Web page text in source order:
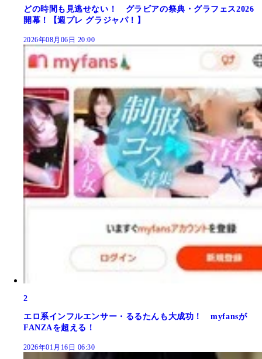
どの時間も見逃せない！ グラビアの祭典・グラフェス2026
開幕！【週プレ グラジャパ！】
2026年08月06日 20:00
2
エロ系インフルエンサー・るるたんも大成功！ myfansが
FANZAを超える！
2026年01月16日 06:30